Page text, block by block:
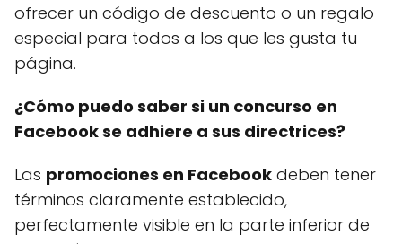
ofrecer un código de descuento o un regalo
especial para todos a los que les gusta tu
página.
¿Cómo puedo saber si un concurso en
Facebook se adhiere a sus directrices?
Las promociones en Facebook deben tener
términos claramente establecido,
perfectamente visible en la parte inferior de